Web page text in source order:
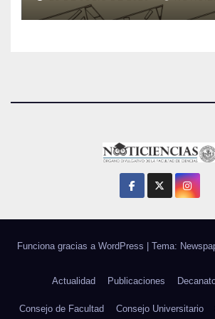
Funciona gracias a WordPress Tema:
Actualidad Publicaciones
Consejo de Facultad Consejo Universitario